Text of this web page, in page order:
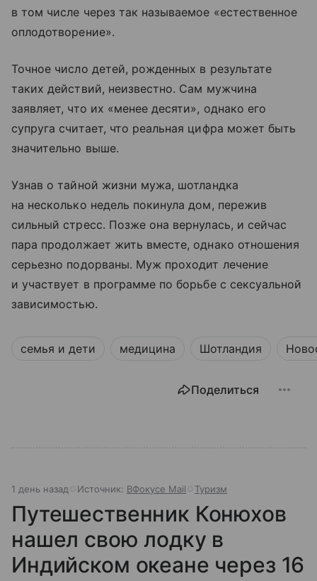
в том числе через так называемое «естественное
оплодотворение».
Точное число детей, рожденных в результате
таких действий, неизвестно. Сам мужчина
заявляет, что их «менее десяти», однако его
супруга считает, что реальная цифра может быть
значительно выше.
Узнав о тайной жизни мужа, шотландка
на несколько недель покинула дом, пережив
сильный стресс. Позже она вернулась, и сейчас
пара продолжает жить вместе, однако отношения
серьезно подорваны. Муж проходит лечение
и участвует в программе по борьбе с сексуальной
зависимостью.
семья и дети медицина Шотландия
Поделиться
1 день назад Источник: ВФокусе Mail Туризм
Путешественник Конюхов
нашел свою лодку в
Индийском океане через 16